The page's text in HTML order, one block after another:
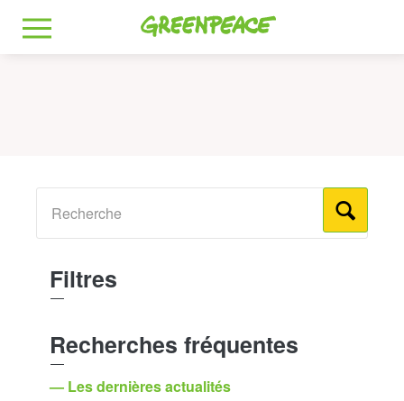
Greenpeace
MENU
Filtres
Recherches fréquentes
— Les dernières actualités